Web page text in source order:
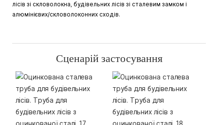
лісів зі скловолокна, будівельних лісів зі сталевим замком і
алюмінієвих/скловолоконних сходів.
Сценарій застосування